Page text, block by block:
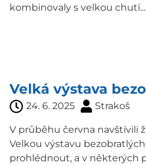
kombinovaly s velkou
Velká výstava
24. 6. 2025 Strakoš
V průběhu června navštívili
Velkou výstavu
prohlédnout, a v některých